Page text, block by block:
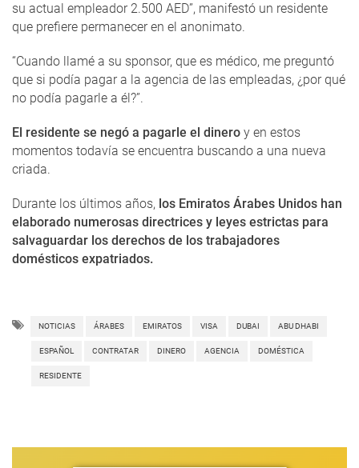
su actual empleador 2.500 AED”, manifestó un residente
que prefiere permanecer en el anonimato.
“Cuando llamé a su sponsor, que es médico, me preguntó
que si podía pagar a la agencia de las empleadas, ¿por qué
no podía pagarle a él?”.
El residente se negó a pagarle el dinero y en estos
momentos todavía se encuentra buscando a una nueva
criada.
Durante los últimos años, los Emiratos Árabes Unidos han
elaborado numerosas directrices y leyes estrictas para
salvaguardar los derechos de los trabajadores
domésticos expatriados.
NOTICIAS ÁRABES EMIRATOS VISA DUBAI ABU DHABI
ESPAÑOL CONTRATAR DINERO AGENCIA DOMÉSTICA
RESIDENTE